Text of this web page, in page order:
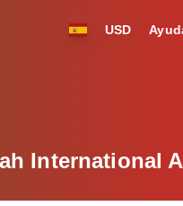
USD
International